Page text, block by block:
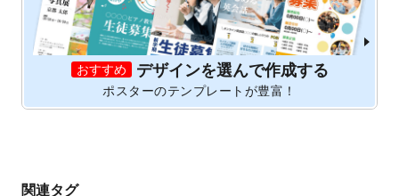
おすすめ デザインを選んで作成する
ポスターのテンプレートが豊富！
関連タグ